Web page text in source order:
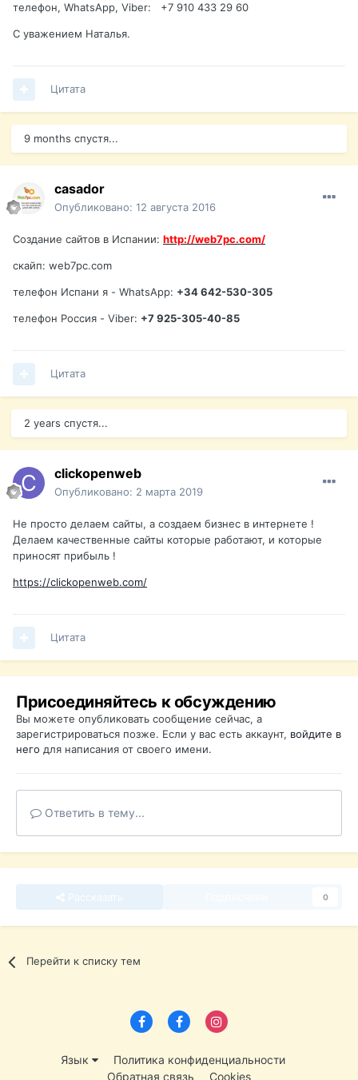
телефон, WhatsApp, Viber: +7 910 433 29 60
C уважением Наталья.
Цитата
9 months спустя...
casador
Опубликовано: 12 августа 2016
Создание сайтов в Испании: http://web7pc.com/
скайп: web7pc.com
телефон Испани я - WhatsApp: +34 642-530-305
телефон Россия - Viber: +7 925-305-40-85
Цитата
2 years спустя...
clickopenweb
Опубликовано: 2 марта 2019
Не просто делаем сайты, а создаем бизнес в интернете !
Делаем качественные сайты которые работают, и которые
приносят прибыль !
https://clickopenweb.com/
Цитата
Присоединяйтесь к обсуждению
Вы можете опубликовать сообщение сейчас, а
зарегистрироваться позже. Если у вас есть аккаунт, войдите в
него для написания от своего имени.
Ответить в тему...
0
Перейти к списку тем
Язык
Политика конфиденциальности
Обратная связь
Cookies